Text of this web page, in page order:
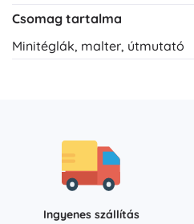
Csomag tartalma
Minitéglák, malter, útmutató
Ingyenes szállítás